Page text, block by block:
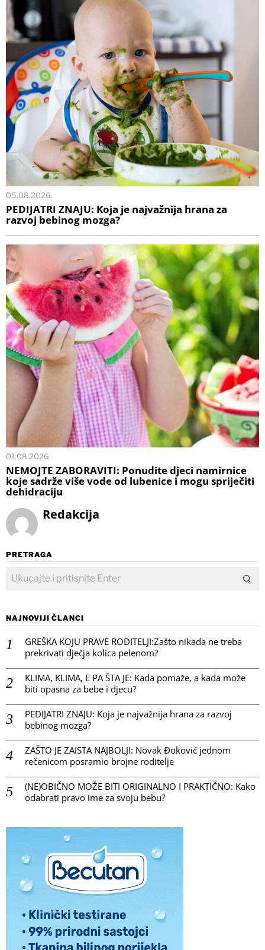
05.08.2026.
PEDIJATRI ZNAJU: Koja je najvažnija hrana za
razvoj bebinog mozga?
01.08.2026.
NEMOJTE ZABORAVITI: Ponudite djeci namirnice
koje sadrže više vode od lubenice i mogu spriječiti
dehidraciju
Redakcija
PRETRAGA
NAJNOVIJI ČLANCI
GREŠKA KOJU PRAVE RODITELJI:Zašto nikada ne treba
prekrivati dječja kolica pelenom?
KLIMA, KLIMA, E PA ŠTA JE: Kada pomaže, a kada može
biti opasna za bebe i djecu?
PEDIJATRI ZNAJU: Koja je najvažnija hrana za razvoj
bebinog mozga?
ZAŠTO JE ZAISTA NAJBOLJI: Novak Đoković jednom
rečenicom posramio brojne roditelje
(NE)OBIČNO MOŽE BITI ORIGINALNO I PRAKTIČNO: Kako
odabrati pravo ime za svoju bebu?